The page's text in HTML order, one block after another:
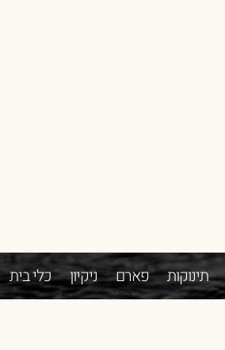
כלי בית ניקיון פארם תינוקות